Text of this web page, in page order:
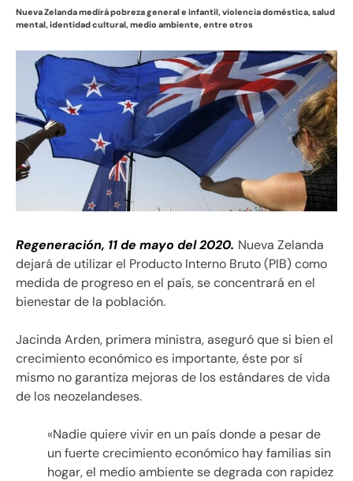
Nueva Zelanda medirá pobreza general e infantil, violencia doméstica, salud
mental, identidad cultural, medio ambiente, entre otros
Regeneración, 11 de mayo del 2020. Nueva Zelanda
dejará de utilizar el Producto Interno Bruto (PIB) como
medida de progreso en el país, se concentrará en el
bienestar de la población.
Jacinda Arden, primera ministra, aseguró que si bien el
crecimiento económico es importante, éste por sí
mismo no garantiza mejoras de los estándares de vida
de los neozelandeses.
«Nadie quiere vivir en un país donde a pesar de
un fuerte crecimiento económico hay familias sin
hogar, el medio ambiente se degrada con rapidez